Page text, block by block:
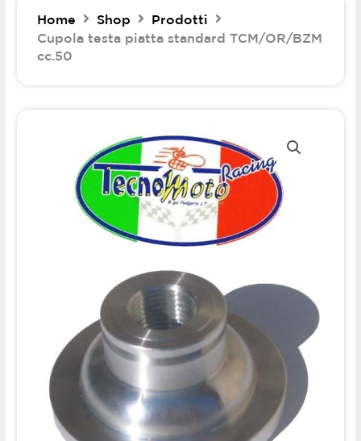
Home Shop
Prodotti
Cupola testa piatta standard TCM/OR/BZM
cc.50